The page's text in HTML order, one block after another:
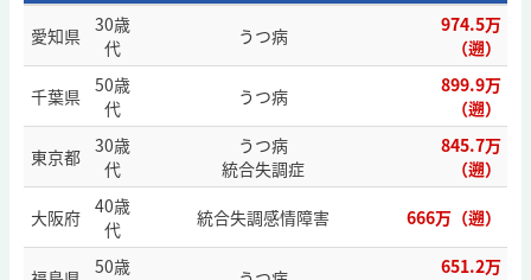
愛知県
30歳
代
うつ病
974.5万
（遡）
千葉県
50歳
代
うつ病
899.9万
（遡）
東京都
30歳
代
うつ病
統合失調症
845.7万
（遡）
大阪府
40歳
代
統合失調感情障害 666万（遡）
50歳
651.2万